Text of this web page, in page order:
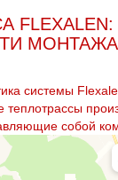
FLEXALEN:
системы
собой